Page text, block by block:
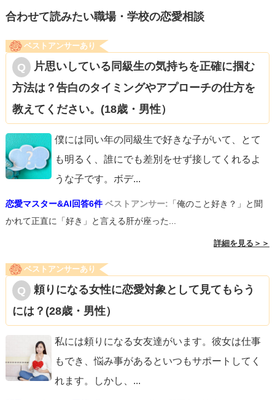
し、彼女が辛いとなったらお別れを選択するのもいい判断
合わせて読みたい職場・学校の恋愛相談
ベストアンサーあり
片思いしている同級生の気持ちを正確に掴む
方法は？告白のタイミングやアプローチの仕方を
教えてください。(18歳・男性）
僕には同い年の同級生で好きな子がいて、とて
も明るく、誰にでも差別をせず接してくれるよ
うな子です。ボデ...
恋愛マスター&AI回答6件 ベストアンサー: 「俺のこと好き？」と聞
かれて正直に「好き」と言える肝が座った...
詳細を見る＞＞
ベストアンサーあり
頼りになる女性に恋愛対象として見てもらう
には？(28歳・男性）
私には頼りになる女友達がいます。彼女は仕事
もでき、悩み事があるといつもサポートしてく
れます。しかし、 ...